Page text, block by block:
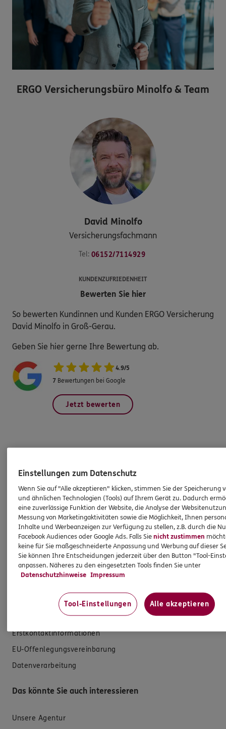
ERGO Versicherungsbüro Minolfo & Team
David Minolfo
Versicherungsfachmann
Tel: 06152/7114929
KUNDENZUFRIEDENHEIT
Bewerten Sie hier
So bewerten Kundinnen und Kunden ERGO Versicherung
David Minolfo in Groß-Gerau.
Geben Sie hier gerne Ihre Bewertung ab.
4.9/5
7 Bewertungen bei Google
Jetzt bewerten
Zahnversicherungen
Kfz-Versicherung
Krankenversicherung
Versicherungen für den privaten Bedarf
Versicherungen für Geschäftskunden
Hilfe & Services
E-Mail schreiben
Schaden melden
Erstkontaktinformationen
EU-Offenlegungsvereinbarung
Datenverarbeitung
Das könnte Sie auch interessieren
Unsere Agentur
Einstellungen zum Datenschutz
Wenn Sie auf "Alle akzeptieren" klicken, stimmen Sie der Speicherung
und ähnlichen Technologien (Tools) auf Ihrem Gerät zu. Dadurch
eine zuverlässige Funktion der Website, die Analyse der
Messung von Marketingaktivitäten sowie die Möglichkeit, Ihnen
Inhalte und Werbeanzeigen zur Verfügung zu stellen, z.B. durch die
Facebook Audiences oder Google Ads. Falls Sienicht zustimmen
keine für Sie maßgeschneiderte Anpassung und Werbung auf dieser
Sie können Ihre Entscheidungen jederzeit über den Button "Tool-
anpassen. Näheres zu den eingesetzten Tools finden Sie unter
Datenschutzhinweise Impressum
Tool-Einstellungen Alle akzeptieren